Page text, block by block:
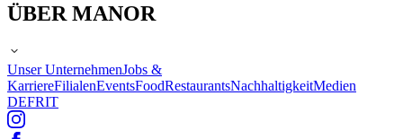
ÜBER MANOR
Unser UnternehmenJobs &
KarriereFilialenEventsFoodRestaurantsNachhaltigkeitMedien
DEFRIT